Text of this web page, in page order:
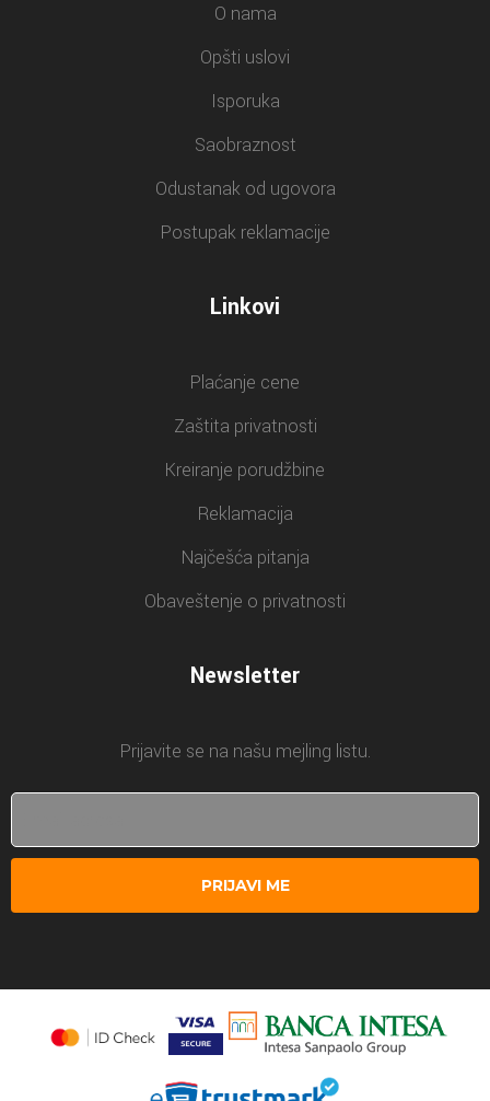
O nama
Opšti uslovi
Isporuka
Saobraznost
Odustanak od ugovora
Postupak reklamacije
Linkovi
Plaćanje cene
Zaštita privatnosti
Kreiranje porudžbine
Reklamacija
Najčešća pitanja
Obaveštenje o privatnosti
Newsletter
Prijavite se na našu mejling listu.
PRIJAVI ME